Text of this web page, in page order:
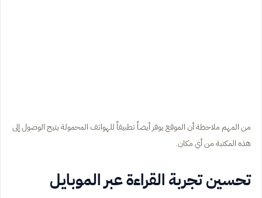
من المهم ملاحظة أن الموقع يوفر أيضاً تطبيقاً للهواتف المحمولة يتيح الوصول إلى
هذه المكتبة من أي مكان.
تحسين تجربة القراءة عبر الموبايل